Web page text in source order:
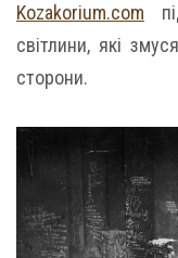
Kozakorium.com
світлини, які
сторони.